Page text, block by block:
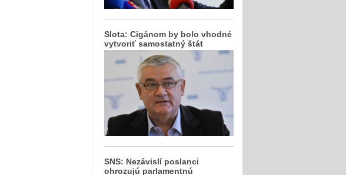
Slota: Cigánom by bolo vhodné
vytvoriť samostatný štát
SNS: Nezávislí poslanci
ohrozujú parlamentnú